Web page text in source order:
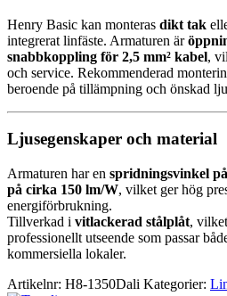
Henry Basic kan monteras dikt tak
integrerat linfäste. Armaturen är
snabbkoppling för 2,5 mm² kabel,
och service. Rekommenderad
beroende på tillämpning och önskad
Ljusegenskaper och material
Armaturen har en spridningsvinkel
på cirka 150 lm/W, vilket ger hög
energiförbrukning.
Tillverkad i vitlackerad stålplåt,
professionellt utseende som passar
kommersiella lokaler.
Artikelnr: H8-1350Dali Kategorier: